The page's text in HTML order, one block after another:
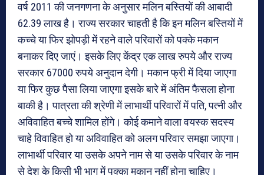
वर्ष 2011 की जनगणना के अनुसार मलिन बस्तियों की आबादी
62.39 लाख है। राज्य सरकार चाहती है कि इन मलिन बस्तियों में
कच्चे या फिर झोपड़ी में रहने वाले परिवारों को पक्के मकान
बनाकर दिए जाएं। इसके लिए केंद्र एक लाख रुपये और राज्य
सरकार 67000 रुपये अनुदान देगी। मकान फ्री में दिया जाएगा
या फिर कुछ पैसा लिया जाएगा इसके बारे में अंतिम फैसला होना
बाकी है। पात्रता की श्रेणी में लाभार्थी परिवारों में पति, पत्नी और
अविवाहित बच्चे शामिल होंगे। कोई कमाने वाला वयस्क सदस्य
चाहे विवाहित हो या अविवाहित को अलग परिवार समझा जाएगा।
लाभार्थी परिवार या उसके अपने नाम से या उसके परिवार के नाम
से देश के किसी भी भाग में पक्का मकान नहीं होना चाहिए।